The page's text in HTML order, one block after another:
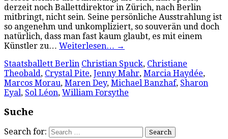
derzeit noch Ballettdirektor in Zürich, nach Berlin
mitbringt, nicht sein. Seine persönliche Ausstrahlung ist
so angenehm und unkompliziert, so souverän und doch
natürlich, dass man fast kaum glaubt, es mit einem
Künstler zu… Weiterlesen… →
Staatsballett Berlin Christian Spuck, Christiane
Theobald, Crystal Pite, Jenny Mahr, Marcia Haydée,
Marcos Morau, Maren Dey, Michael Banzhaf, Sharon
Eyal, Sol Léon, William Forsythe
Suche
Search for: